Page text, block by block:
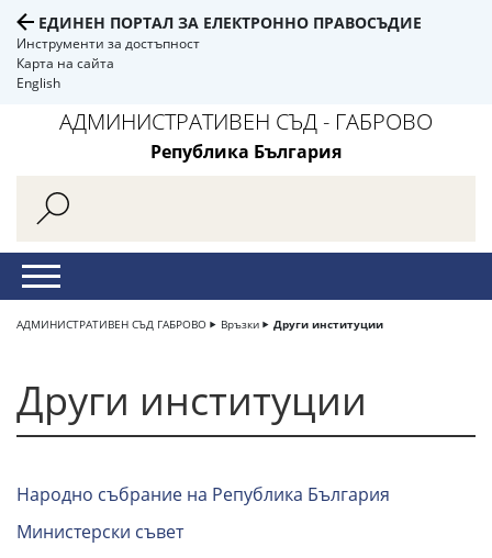
ЕДИНЕН ПОРТАЛ ЗА ЕЛЕКТРОННО ПРАВОСЪДИЕ
Инструменти за достъпност
Карта на сайта
English
АДМИНИСТРАТИВЕН СЪД - ГАБРОВО
Република България
АДМИНИСТРАТИВЕН СЪД ГАБРОВО Връзки Други институции
Други институции
Народно събрание на Република България
Министерски съвет